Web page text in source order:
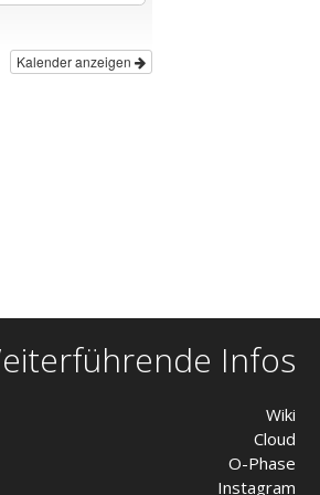
Kalender anzeigen
Infos
Wiki
Cloud
O-Phase
Instagram